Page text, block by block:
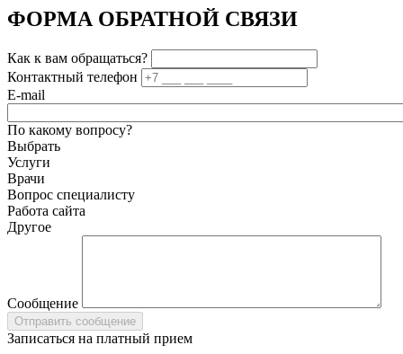
ФОРМА ОБРАТНОЙ СВЯЗИ
Как к вам обращаться?
Контактный телефон
E-mail
По какому вопросу?
Выбрать
Услуги
Врачи
Вопрос специалисту
Работа сайта
Другое
Сообщение
Записаться на платный прием